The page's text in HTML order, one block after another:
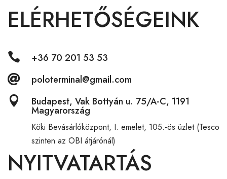
ELÉRHETŐSÉGEINK
 +36 70 201 53 53
 poloterminal@gmail.com
 Budapest, Vak Bottyán u. 75/A-C, 1191
Magyarország
Köki Bevásárlóközpont, I. emelet, 105.-ös üzlet (Tesco
szinten az OBI átjárónál)
NYITVATARTÁS